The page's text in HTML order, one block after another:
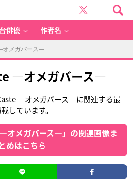
俳優 作者名
オメガバース―
―オメガバース―
―オメガバース―に関連する最
しています。
オメガバース―」の関連画像ま
とめはこちら